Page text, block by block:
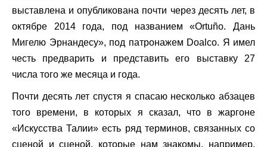
выставлена ​​и опубликована почти через десять лет, в
октябре 2014 года, под названием «Ortuño. Дань
Мигелю Эрнандесу», под патронажем Doalco. Я имел
честь предварить и представить его выставку 27
числа того же месяца и года.
Почти десять лет спустя я спасаю несколько абзацев
того времени, в которых я сказал, что в жаргоне
«Искусства Талии» есть ряд терминов, связанных со
сценой и сценой, которые нам знакомы, например,